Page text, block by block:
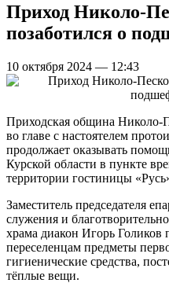
Приход Николо-
позаботился о
10 октября 2024 — 12:43
Приходская община Николо-
во главе с настоятелем
продолжает оказывать
Курской области в пункте
территории гостиницы
Заместитель председателя
служения и
храма диакон Игорь
переселенцам предметы
гигиенические средства,
тёплые вещи.